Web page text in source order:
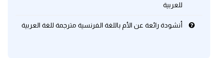
للعربية
أنشودة رائعة عن الأم باللغة الفرنسية مترجمة للغة العربية